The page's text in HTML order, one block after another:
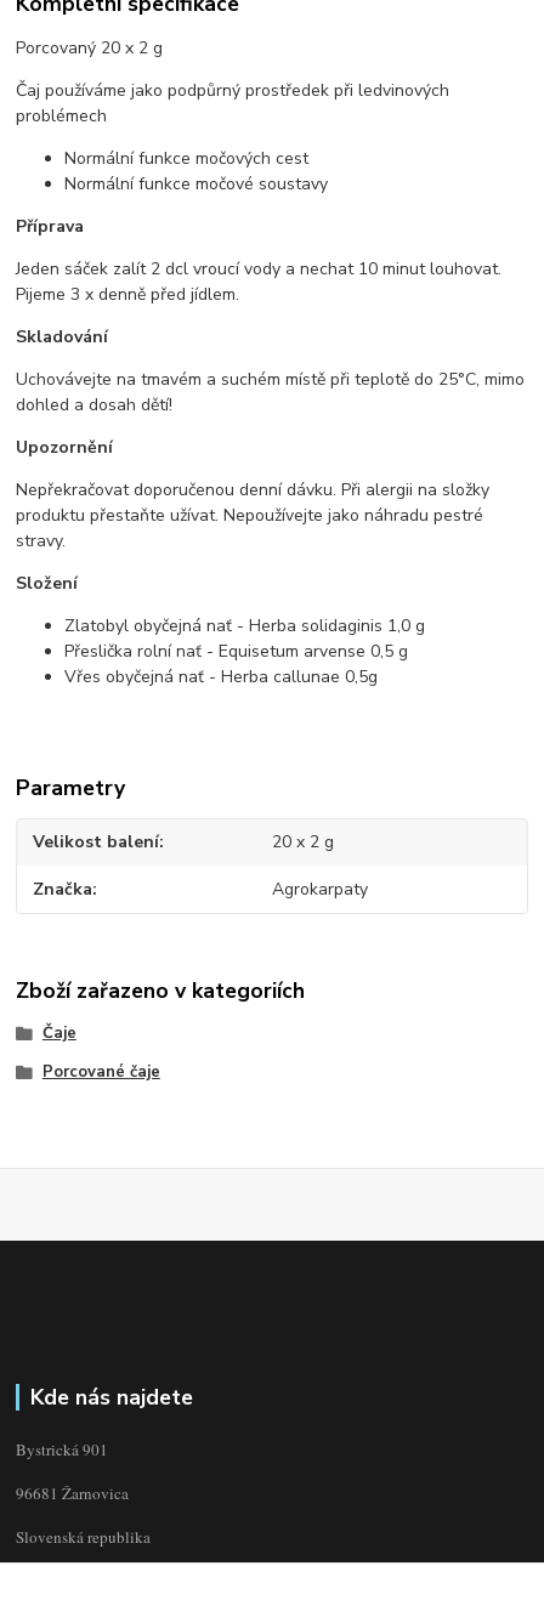
Porcovaný 20 x 2 g
Čaj používáme jako podpůrný prostředek při ledvinových
problémech
Normální funkce močových cest
Normální funkce močové soustavy
Příprava
Jeden sáček zalít 2 dcl vroucí vody a nechat 10 minut louhovat.
Pijeme 3 x denně před jídlem.
Skladování
Uchovávejte na tmavém a suchém místě při teplotě do 25°C, mimo
dohled a dosah dětí!
Upozornění
Nepřekračovat doporučenou denní dávku. Při alergii na složky
produktu přestaňte užívat. Nepoužívejte jako náhradu pestré
stravy.
Složení
Zlatobyl obyčejná nať - Herba solidaginis 1,0 g
Přeslička rolní nať - Equisetum arvense 0,5 g
Vřes obyčejná nať - Herba callunae 0,5g
Parametry
Velikost balení 20 x 2 g
Značka Agrokarpaty
Zboží zařazeno v kategoriích
Čaje
Porcované čaje
Kde nás najdete
Bystrická 901
96681 Žarnovica
Slovenská republika